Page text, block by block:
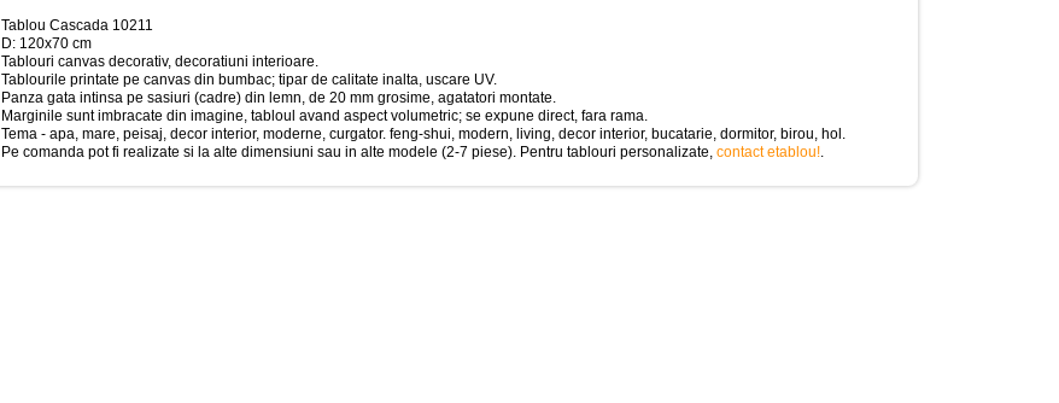
Tablou Cascada 10211
D: 120x70 cm
Tablouri canvas decorativ, decoratiuni interioare.
Tablourile printate pe canvas din bumbac; tipar de calitate inalta, uscare UV.
Panza gata intinsa pe sasiuri (cadre) din lemn, de 20 mm grosime, agatatori montate.
Marginile sunt imbracate din imagine, tabloul avand aspect volumetric; se expune direct, fara rama.
Tema - apa, mare, peisaj, decor interior, moderne, curgator. feng-shui, modern, living, decor interior, bucatarie, dormitor, birou, hol.
Pe comanda pot fi realizate si la alte dimensiuni sau in alte modele (2-7 piese). Pentru tablouri personalizate, contact etablou!.